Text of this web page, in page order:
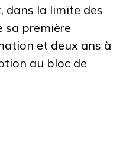
dans la limite des
sa première
et deux ans à
au bloc de